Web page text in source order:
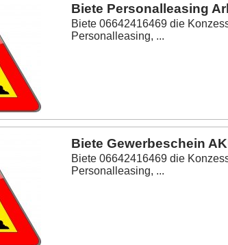
Biete Personalleasing
Biete 06642416469 die
Personalleasing, ...
Biete Gewerbeschein
Biete 06642416469 die
Personalleasing, ...